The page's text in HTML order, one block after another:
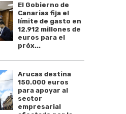
El Gobierno de
Canarias fija el
límite de gasto en
12.912 millones de
euros para el
próx...
Arucas destina
150.000 euros
para apoyar al
sector
empresarial